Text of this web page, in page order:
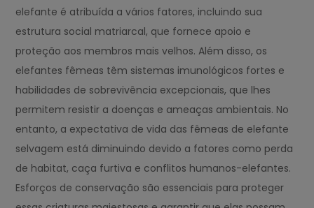
elefante é atribuída a vários fatores, incluindo sua
estrutura social matriarcal, que fornece apoio e
proteção aos membros mais velhos. Além disso, os
elefantes fêmeas têm sistemas imunológicos fortes e
habilidades de sobrevivência excepcionais, que lhes
permitem resistir a doenças e ameaças ambientais. No
entanto, a expectativa de vida das fêmeas de elefante
selvagem está diminuindo devido a fatores como perda
de habitat, caça furtiva e conflitos humanos-elefantes.
Esforços de conservação são essenciais para proteger